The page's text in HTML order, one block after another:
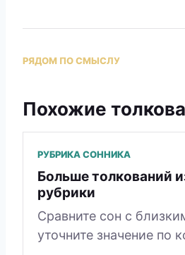
РЯДОМ ПО СМЫСЛУ
Похожие
РУБРИКА СОННИКА
Больше толкований
рубрики
Сравните сон с
уточните значение по